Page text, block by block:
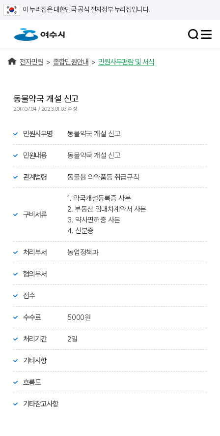
이 누리집은 대한민국 공식 전자정부 누리집입니다.
전자민원 > 종합민원안내 > 민원사무편람 및 서식
동물약국 개설 신고
2017.07.04 / 2023.01.03 수정
민원사무명 동물약국 개설 신고
민원내용 동물약국 개설 신고
관계법령 동물용 의약품등 취급규칙
구비서류
1. 약국개설등록증 사본
2. 부동산 임대차계약서 사본
3. 약사면허증 사본
4. 신분증
처리부서 농업정책과
협의부서
접수
수수료 5000원
처리기간 2일
기타사항
흐름도
기타참고사항